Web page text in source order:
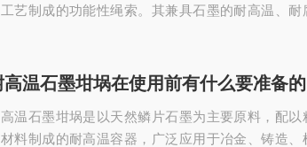
艺制成的功能性绳索。其兼具石墨的耐高温、耐
达3000℃。-化学稳定性：能抵抗酸、碱及有机溶
，可承受高压(0-45...
高温石墨坩埚在使用前有什么要准备的
温石墨坩埚是以天然鳞片石墨为主要原料，配以
料制成的耐高温容器，广泛应用于冶金、铸造、